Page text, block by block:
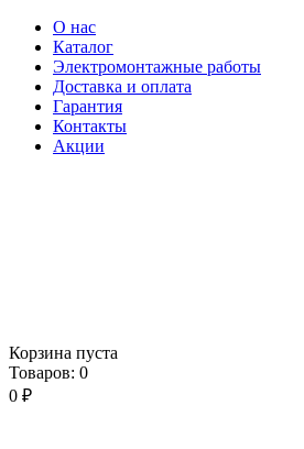
О нас
Каталог
Электромонтажные работы
Доставка и оплата
Гарантия
Контакты
Акции
Корзина пуста
Товаров: 0
0 ₽